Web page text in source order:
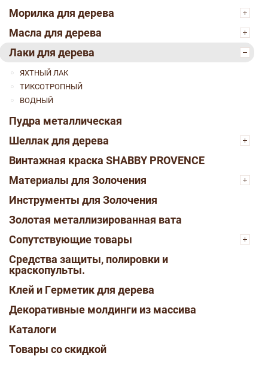
Морилка для дерева
Масла для дерева
Лаки для дерева
ЯХТНЫЙ ЛАК
ТИКСОТРОПНЫЙ
ВОДНЫЙ
Пудра металлическая
Шеллак для дерева
Винтажная краска SHABBY PROVENCE
Материалы для Золочения
Инструменты для Золочения
Золотая металлизированная вата
Сопутствующие товары
Средства защиты, полировки и
краскопульты.
Клей и Герметик для дерева
Декоративные молдинги из массива
Каталоги
Товары со скидкой